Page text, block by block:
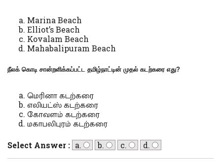
Marina Beach
Elliot’s Beach
Kovalam Beach
Mahabalipuram Beach
நீலக் கொடி சான்றளிக்கப்பட்ட தமிழ்நாட்டின் முதல் கடற்கரை எது?
மெரினா கடற்கரை
எலியட்ஸ் கடற்கரை
கோவளம் கடற்கரை
மகாபலிபுரம் கடற்கரை
Select Answer : a. b. c. d.